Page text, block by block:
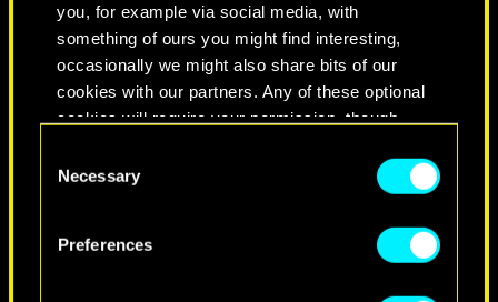
you, for example via social media, with
something of ours you might find interesting,
occasionally we might also share bits of our
cookies with our partners. Any of these optional
cookies will require your permission, though.
You’ll find all the details regarding our use of
cookies and tweak your preferences regarding
Selection
Necessary
Preferences
NEVER FADE AWAY